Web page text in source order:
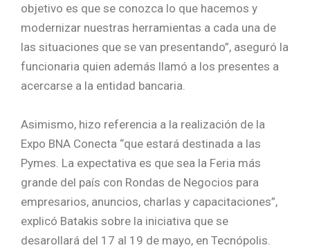
objetivo es que se conozca lo que hacemos y
modernizar nuestras herramientas a cada una de
las situaciones que se van presentando”, aseguró la
funcionaria quien además llamó a los presentes a
acercarse a la entidad bancaria.
Asimismo, hizo referencia a la realización de la
Expo BNA Conecta “que estará destinada a las
Pymes. La expectativa es que sea la Feria más
grande del país con Rondas de Negocios para
empresarios, anuncios, charlas y capacitaciones”,
explicó Batakis sobre la iniciativa que se
desarollará del 17 al 19 de mayo, en Tecnópolis.